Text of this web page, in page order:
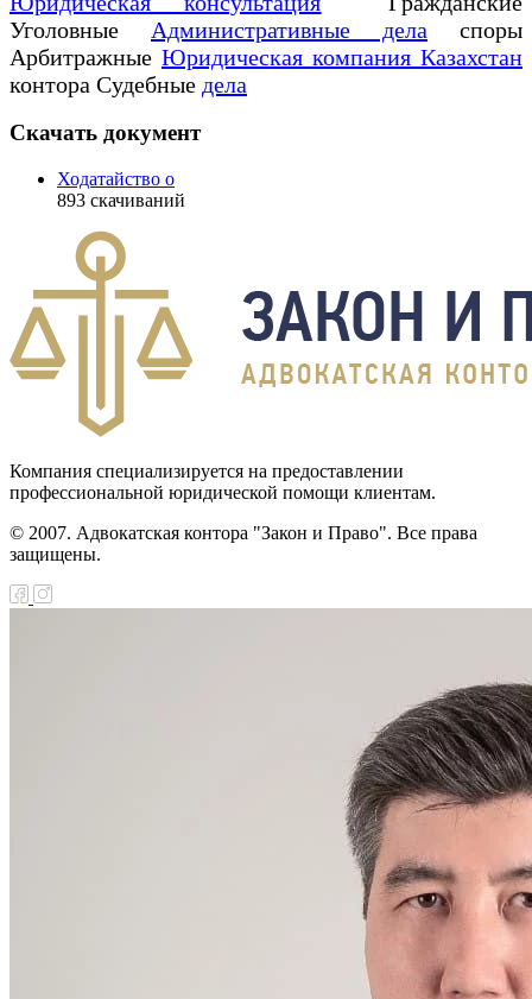
Уголовные Административные дела споры
Арбитражные Юридическая компания Казахстан
контора Судебные дела
Скачать документ
Ходатайство о
893 скачиваний
Компания специализируется на предоставлении
профессиональной юридической помощи клиентам.
© 2007. Адвокатская контора "Закон и Право". Все права
защищены.